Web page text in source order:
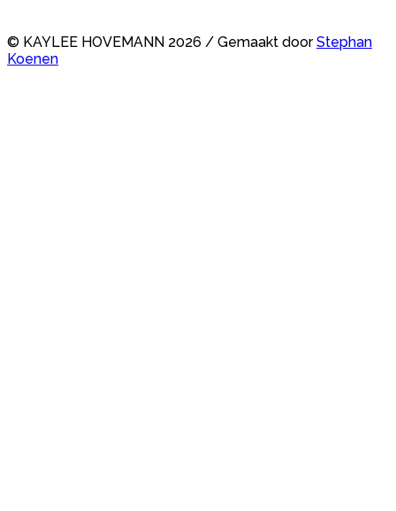
© KAYLEE HOVEMANN 2026 / Gemaakt doorStephan
Koenen